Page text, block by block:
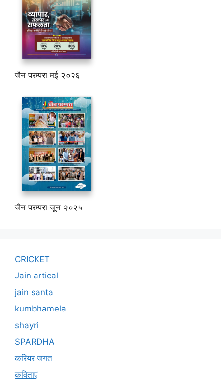
जैन परम्परा मई २०२६
जैन परम्परा जून २०२५
CRICKET
Jain artical
jain santa
kumbhamela
shayri
SPARDHA
करियर जगत
कविताएं